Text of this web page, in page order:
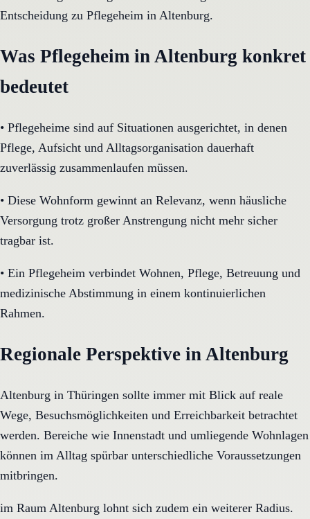
Entscheidung zu Pflegeheim in Altenburg.
Was Pflegeheim in Altenburg konkret
bedeutet
• Pflegeheime sind auf Situationen ausgerichtet, in denen
Pflege, Aufsicht und Alltagsorganisation dauerhaft
zuverlässig zusammenlaufen müssen.
• Diese Wohnform gewinnt an Relevanz, wenn häusliche
Versorgung trotz großer Anstrengung nicht mehr sicher
tragbar ist.
• Ein Pflegeheim verbindet Wohnen, Pflege, Betreuung und
medizinische Abstimmung in einem kontinuierlichen
Rahmen.
Regionale Perspektive in Altenburg
Altenburg in Thüringen sollte immer mit Blick auf reale
Wege, Besuchsmöglichkeiten und Erreichbarkeit betrachtet
werden. Bereiche wie Innenstadt und umliegende Wohnlagen
können im Alltag spürbar unterschiedliche Voraussetzungen
mitbringen.
im Raum Altenburg lohnt sich zudem ein weiterer Radius.